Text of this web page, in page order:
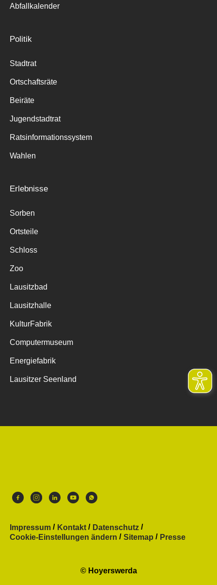
Abfallkalender
Politik
Stadtrat
Ortschaftsräte
Beiräte
Jugendstadtrat
Ratsinformationssystem
Wahlen
Erlebnisse
Sorben
Ortsteile
Schloss
Zoo
Lausitzbad
Lausitzhalle
KulturFabrik
Computermuseum
Energiefabrik
Lausitzer Seenland
Impressum Kontakt
Datenschutz
Cookie-Einstellungen ändern
Sitemap Presse
© Hoyerswerda